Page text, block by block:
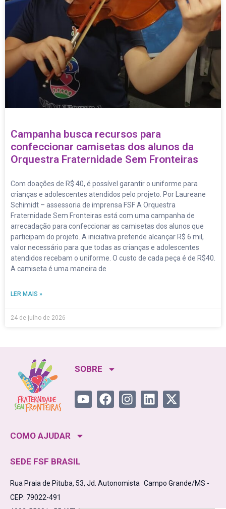
Campanha busca recursos para
confeccionar camisetas dos alunos da
Orquestra Fraternidade Sem Fronteiras
Com doações de R$ 40, é possível garantir o uniforme para
crianças e adolescentes atendidos pelo projeto. Por Laureane
Schimidt – assessoria de imprensa FSF A Orquestra
Fraternidade Sem Fronteiras está com uma campanha de
arrecadação para confeccionar as camisetas dos alunos que
participam do projeto. A iniciativa pretende alcançar R$ 6 mil,
valor necessário para que todas as crianças e adolescentes
atendidos recebam o uniforme. O custo de cada peça é de R$40.
A camiseta é uma maneira de
LER MAIS »
24 de julho de 2026
SOBRE
COMO AJUDAR
SEDE FSF BRASIL
Rua Praia de Pituba, 53, Jd. Autonomista Campo Grande/MS -
CEP: 79022-491